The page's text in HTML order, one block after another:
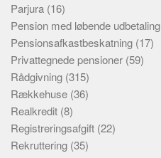
Parjura (16)
Pension med løbende udbetaling
Pensionsafkastbeskatning (17)
Privattegnede pensioner (59)
Rådgivning (315)
Rækkehuse (36)
Realkredit (8)
Registreringsafgift (22)
Rekruttering (35)